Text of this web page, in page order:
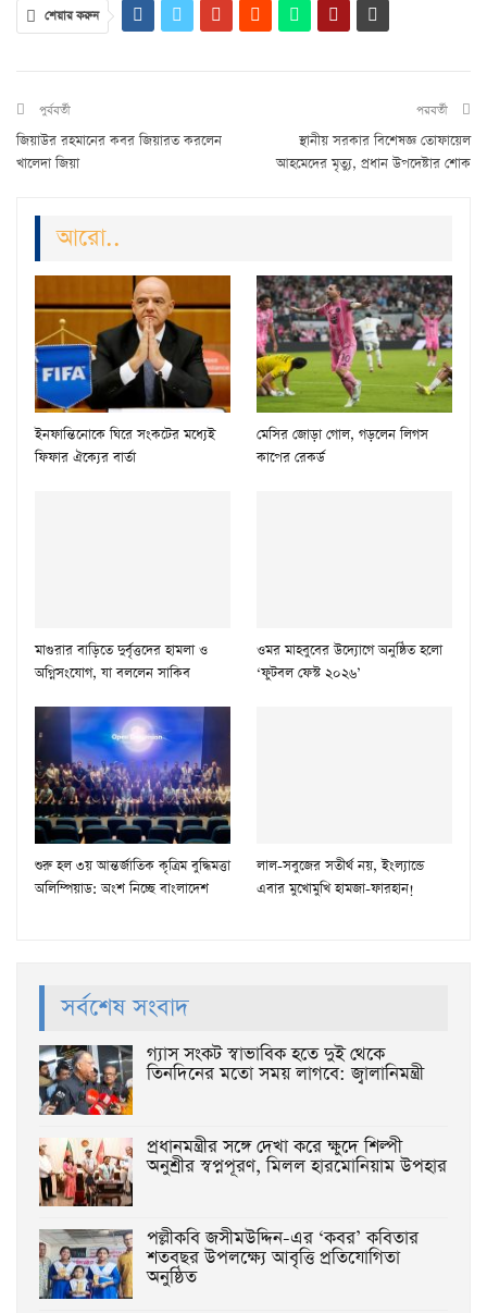
শেয়ার করুন
পুর্ববর্তী
জিয়াউর রহমানের কবর জিয়ারত করলেন
খালেদা জিয়া
পরবর্তী
স্থানীয় সরকার বিশেষজ্ঞ তোফায়েল
আহমেদের মৃত্যু, প্রধান উপদেষ্টার শোক
আরো..
ইনফান্তিনোকে ঘিরে সংকটের মধ্যেই
ফিফার ঐক্যের বার্তা
মেসির জোড়া গোল, গড়লেন লিগস
কাপের রেকর্ড
মাগুরার বাড়িতে দুর্বৃত্তদের হামলা ও
অগ্নিসংযোগ, যা বললেন সাকিব
ওমর মাহবুবের উদ্যোগে অনুষ্ঠিত হলো
‘ফুটবল ফেস্ট ২০২৬’
শুরু হল ৩য় আন্তর্জাতিক কৃত্রিম বুদ্ধিমত্তা
অলিম্পিয়াড: অংশ নিচ্ছে বাংলাদেশ
লাল-সবুজের সতীর্থ নয়, ইংল্যান্ডে
এবার মুখোমুখি হামজা-ফারহান!
সর্বশেষ সংবাদ
গ্যাস সংকট স্বাভাবিক হতে দুই থেকে
তিনদিনের মতো সময় লাগবে: জ্বালানিমন্ত্রী
প্রধানমন্ত্রীর সঙ্গে দেখা করে ক্ষুদে শিল্পী
অনুশ্রীর স্বপ্নপূরণ, মিলল হারমোনিয়াম উপহার
পল্লীকবি জসীমউদ্দিন-এর ‘কবর’ কবিতার
শতবছর উপলক্ষ্যে আবৃত্তি প্রতিযোগিতা
অনুষ্ঠিত